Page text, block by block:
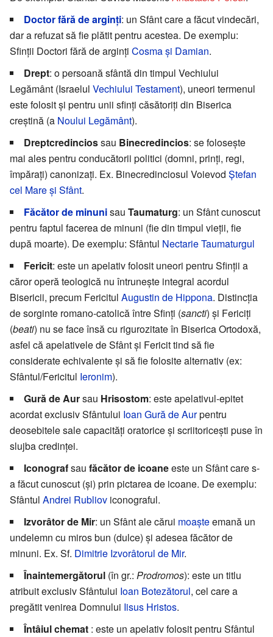
Doctor fără de arginți: un Sfânt care a făcut vindecări,
dar a refuzat să fie plătit pentru acestea. De exemplu:
Sfinții Doctori fără de arginți Cosma şi Damian.
Drept: o persoană sfântă din timpul Vechiului
Legământ (Israelul Vechiului Testament), uneori termenul
este folosit și pentru unii sfinţi căsătoriți din Biserica
creștină (a Noului Legământ).
Dreptcredinciossau Binecredincios: se folosește
mai ales pentru conducătorii politici (domni, prinți, regi,
împăraţi) canonizați. Ex. Binecredinciosul Voievod Ştefan
cel Mare şi Sfânt.
Făcător de minunisau Taumaturg: un Sfânt cunoscut
pentru faptul facerea de minuni (fie din timpul vieții, fie
după moarte). De exemplu: Sfântul Nectarie Taumaturgul
Fericit: este un apelativ folosit uneori pentru Sfinții a
căror operă teologică nu întrunește integral acordul
Bisericii, precum Fericitul Augustin de Hippona. Distincția
de sorginte romano-catolică între Sfinți (sancti) și Fericiți
(beati) nu se face însă cu rigurozitate în Biserica Ortodoxă,
asfel că apelativele de Sfânt și Fericit tind să fie
considerate echivalente și să fie folosite alternativ (ex:
Sfântul/Fericitul Ieronim).
Gură de Aursau Hrisostom: este apelativul-epitet
acordat exclusiv Sfântului Ioan Gură de Aurpentru
deosebitele sale capacități oratorice și scriitoricești puse în
slujba credinței.
Iconografsau făcător de icoaneeste un Sfânt care s-
a făcut cunoscut (și) prin pictarea de icoane. De exemplu:
Sfântul Andrei Rubliov iconograful.
Izvorâtor de Mir: un Sfânt ale cărui moaşteemană un
undelemn cu miros bun (dulce) și adesea făcător de
minuni. Ex. Sf. Dimitrie Izvorâtorul de Mir.
Înaintemergătorul (în gr.: Prodromos): este un titlu
atribuit exclusiv Sfântului Ioan Botezătorul, cel care a
pregătit venirea Domnului Iisus Hristos.
Întâiul chemat : este un apelativ folosit pentru Sfântul